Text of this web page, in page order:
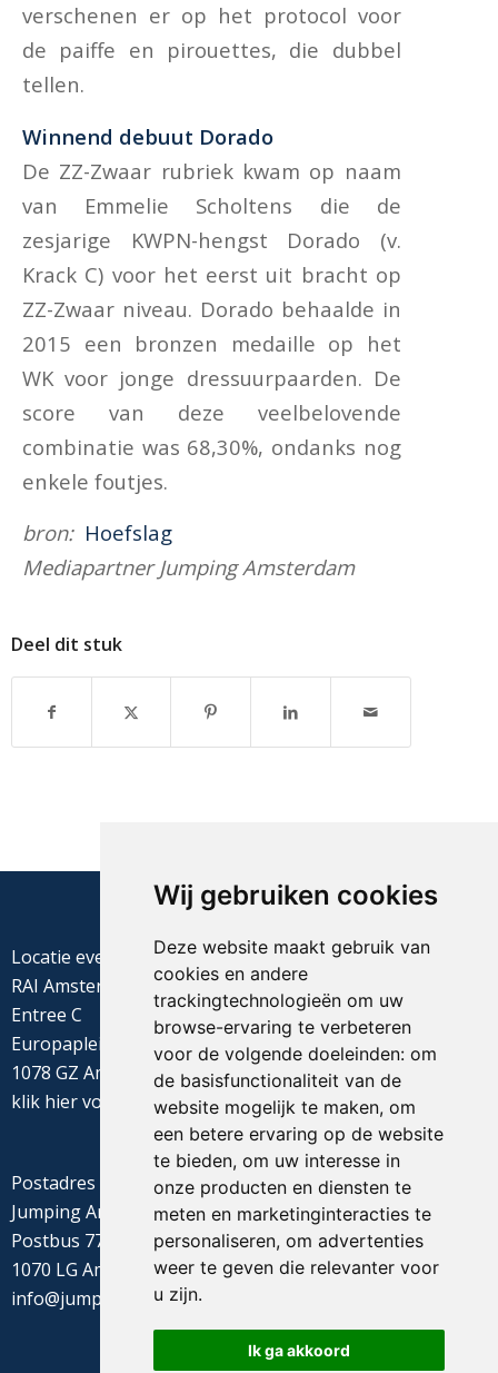
Wij gebruiken cookies
Deze website maakt gebruik van
cookies en andere
trackingtechnologieën om uw
browse-ervaring te verbeteren
voor de volgende doeleinden: om
de basisfunctionaliteit van de
website mogelijk te maken, om
een betere ervaring op de website
te bieden, om uw interesse in
onze producten en diensten te
meten en marketinginteracties te
personaliseren, om advertenties
weer te geven die relevanter voor
u zijn.
Ik ga akkoord
verschenen er op het protocol voor
de paiffe en pirouettes, die dubbel
tellen.
Winnend debuut Dorado
De ZZ-Zwaar rubriek kwam op naam
van Emmelie Scholtens die de
zesjarige KWPN-hengst Dorado (v.
Krack C) voor het eerst uit bracht op
ZZ-Zwaar niveau. Dorado behaalde in
2015 een bronzen medaille op het
WK voor jonge dressuurpaarden. De
score van deze veelbelovende
combinatie was 68,30%, ondanks nog
enkele foutjes.
bron: Hoefslag
Mediapartner Jumping Amsterdam
Deel dit stuk
Locatie evenement
RAI Amsterdam
Entree C
Europaplein 22
1078 GZ Amsterdam
klik hiervoor de routebeschrijving
Postadres
Jumping Amsterdam
Postbus 77655
1070 LG Amsterdam
info@jumpingamsterdam.nl